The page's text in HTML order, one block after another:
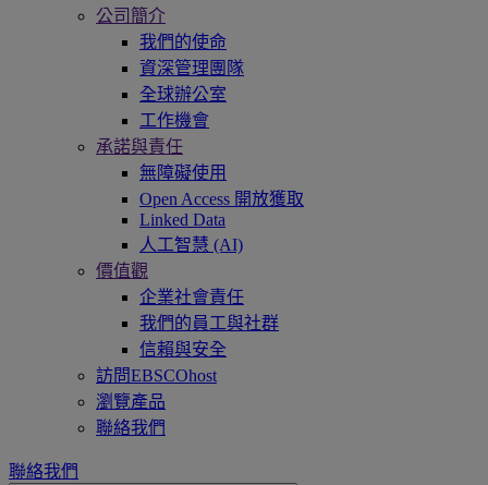
公司簡介
我們的使命
資深管理團隊
全球辦公室
工作機會
承諾與責任
無障礙使用
Open Access 開放獲取
Linked Data
人工智慧 (AI)
價值觀
企業社會責任
我們的員工與社群
信賴與安全
訪問EBSCOhost
瀏覽產品
聯絡我們
聯絡我們